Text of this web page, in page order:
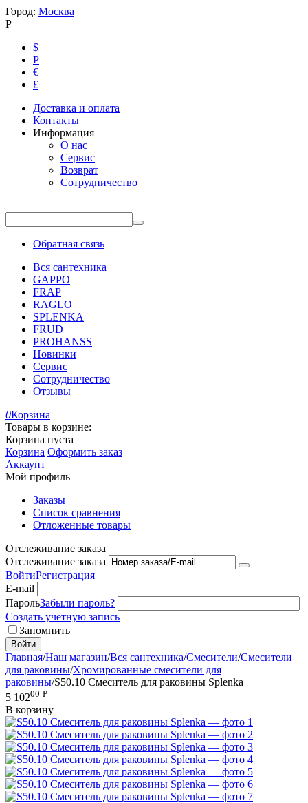
Город: Москва
Р
$
Р
€
£
Доставка и оплата
Контакты
Информация
О нас
Сервис
Возврат
Сотрудничество
Обратная связь
Вся сантехника
GAPPO
FRAP
RAGLO
SPLENKA
FRUD
PROHANSS
Новинки
Сервис
Сотрудничество
Отзывы
0Корзина
Товары в корзине:
Корзина пуста
Корзина Оформить заказ
Аккаунт
Мой профиль
Заказы
Список сравнения
Отложенные товары
Отслеживание заказа
Отслеживание заказа
ВойтиРегистрация
E-mail
ПарольЗабыли пароль?
Создать учетную запись
Запомнить
Войти
Главная/Наш магазин/Вся сантехника/Смесители/Смесители
для раковины/Хромированные смесители для
раковины/S50.10 Смеситель для раковины Splenka
5 10200 Р
В корзину